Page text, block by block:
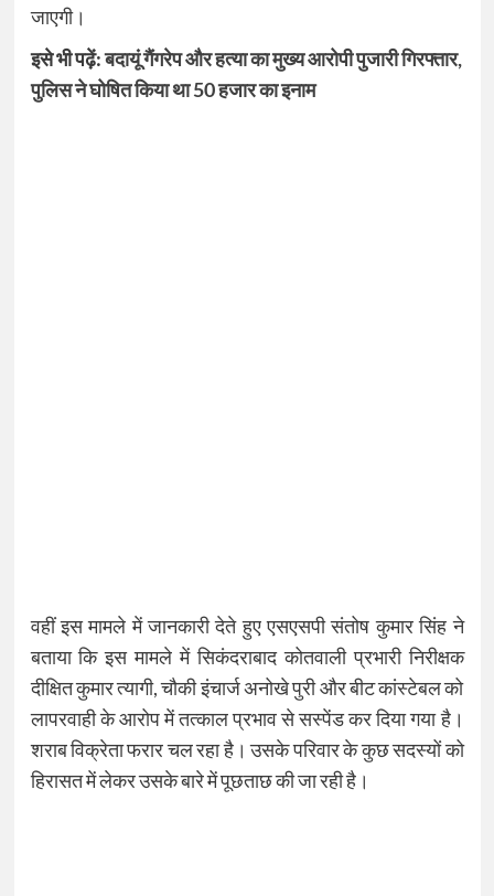
जाएगी।
इसे भी पढ़ें:बदायूं गैंगरेप और हत्या का मुख्य आरोपी पुजारी गिरफ्तार,
पुलिस ने घोषित किया था 50 हजार का इनाम
वहीं इस मामले में जानकारी देते हुए एसएसपी संतोष कुमार सिंह ने
बताया कि इस मामले में सिकंदराबाद कोतवाली प्रभारी निरीक्षक
दीक्षित कुमार त्यागी, चौकी इंचार्ज अनोखे पुरी और बीट कांस्टेबल को
लापरवाही के आरोप में तत्काल प्रभाव से सस्पेंड कर दिया गया है।
शराब विक्रेता फरार चल रहा है। उसके परिवार के कुछ सदस्यों को
हिरासत में लेकर उसके बारे में पूछताछ की जा रही है।